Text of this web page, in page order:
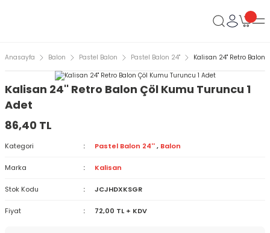
Anasayfa Balon Pastel Balon Pastel Balon 24'' Kalisan 24'' Retro Balon
Kalisan 24'' Retro Balon Çöl Kumu Turuncu 1
Adet
86,40 TL
Kategori Pastel Balon 24'' , Balon
Marka Kalisan
Stok Kodu JCJHDXKSGR
Fiyat 72,00 TL + KDV